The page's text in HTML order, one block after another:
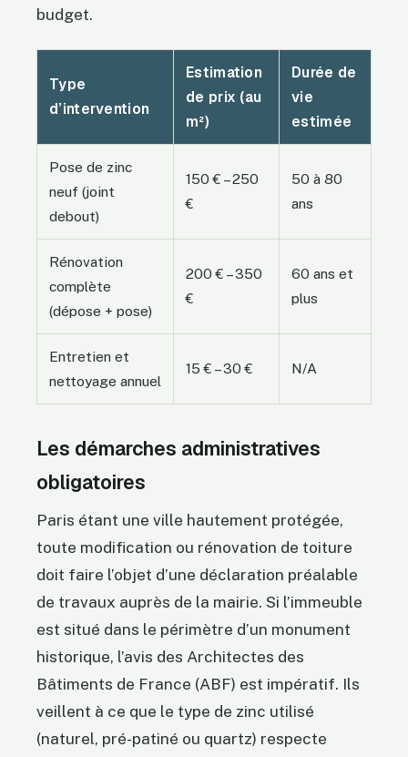
budget.
Type
d’intervention
Estimation
de prix (au
m²)
Durée de
vie
estimée
Pose de zinc
neuf (joint
debout)
150 € – 250
€
50 à 80
ans
Rénovation
complète
(dépose + pose)
200 € – 350
€
60 ans et
plus
Entretien et
nettoyage annuel
15 € – 30 € N/A
Les démarches administratives
obligatoires
Paris étant une ville hautement protégée,
toute modification ou rénovation de toiture
doit faire l’objet d’une déclaration préalable
de travaux auprès de la mairie. Si l’immeuble
est situé dans le périmètre d’un monument
historique, l’avis des Architectes des
Bâtiments de France (ABF) est impératif. Ils
veillent à ce que le type de zinc utilisé
(naturel, pré-patiné ou quartz) respecte